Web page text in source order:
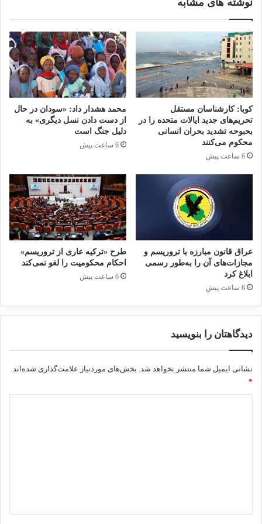
گیرد. آنها همچنین خواستار تقویت همکاری‌های ضد
تروریستی در سطوح دوجانبه و چندجانبه شده‌اند.
کپی لینک
نوشته های مشابه
کوبا: کارشناسان مستقل
تحریم‌های جدید ایالات متحده را در
بحبوحه تشدید بحران انسانی
محکوم می‌کنند
6 ساعت پیش
محمد هشدار داد: «سودان در حال
از دست دادن نسل دیگری» به
دلیل جنگ است
6 ساعت پیش
عراق قانون مبارزه با تروریسم و
مجازات‌های آن را به‌طور رسمی
ابلاغ کرد
6 ساعت پیش
طرح «ترکیه عاری از تروریسم»
احکام محکومیت را لغو نمی‌کند
6 ساعت پیش
دیدگاهتان را بنویسید
نشانی ایمیل شما منتشر نخواهد شد. بخش‌های موردنیاز علامت‌گذاری شده‌اند
*